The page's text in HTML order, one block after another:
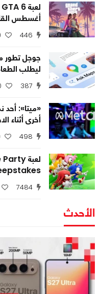
الأحدث
أغسطس
446
ليطلب
387
«ميتا»: أحد
أخرى أثناء
498
7484